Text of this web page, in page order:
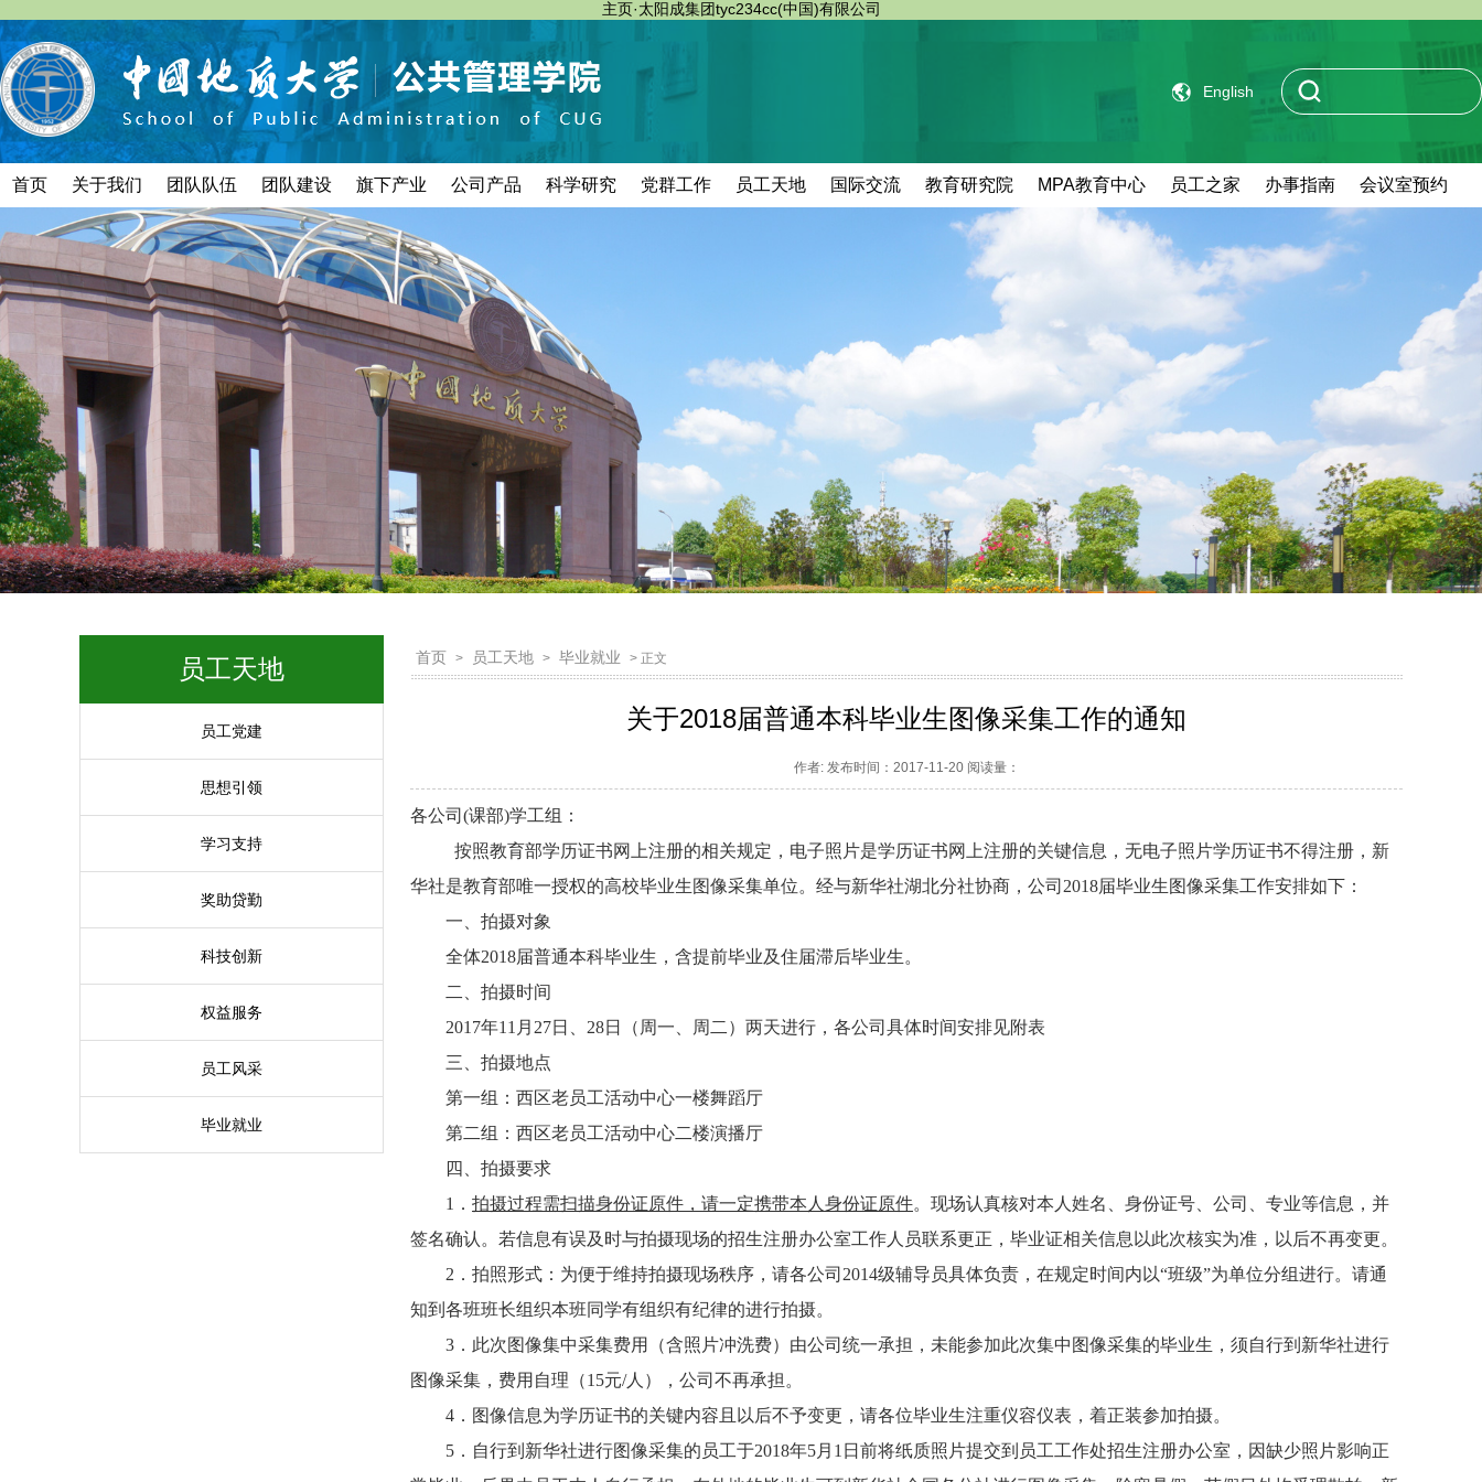
主页·太阳成集团tyc234cc(中国)有限公司
English
首页 关于我们 团队队伍 团队建设 旗下产业 公司产品 科学研究 党群工作 员工天地 国际交流 教育研究院 MPA教育中心 员工之家 办事指南 会议室预约
员工天地
员工党建
思想引领
学习支持
奖助贷勤
科技创新
权益服务
员工风采
毕业就业
首页 > 员工天地 > 毕业就业 > 正文
关于2018届普通本科毕业生图像采集工作的通知
作者: 发布时间：2017-11-20 阅读量：
各公司 (课部)学工组：
按照教育部学历证书网上注册的相关规定，电子照片是学历证书网上注册的关键信息，无电子照片学历证书不得注册，新
华社是教育部唯一授权的高校毕业生图像采集单位。经与新华社湖北分社协商，公司 2018届毕业生图像采集工作安排如下：
一、拍摄对象
全体2018届普通本科毕业生，含提前毕业及住届滞后毕业生。
二、拍摄时间
2017年11 月 27日、 28日（周一、周二）两天进行，各公司具体时间安排见附表
三、拍摄地点
第一组：西区老员工活动中心一楼舞蹈厅
第二组：西区老员工活动中心二楼演播厅
四、拍摄要求
1 ． 拍摄过程需扫描身份证原件，请一定携带本人身份证原件。现场认真核对本人姓名、身份证号、公司、专业等信息，并
签名确认。若信息有误及时与拍摄现场的招生注册办公室工作人员联系更正，毕业证相关信息以此次核实为准，以后不再变更。
2 ．拍照形式：为便于维持拍摄现场秩序，请各公司 2014级辅导员具体负责，在规定时间内以“班级”为单位分组进行。请通
知到各班班长组织本班同学有组织有纪律的进行拍摄。
3 ．此次图像集中采集费用（含照片冲洗费）由公司统一承担，未能参加此次集中图像采集的毕业生，须自行到新华社进行
图像采集，费用自理（15元/人），公司不再承担。
4 ．图像信息为学历证书的关键内容且以后不予变更，请各位毕业生注重仪容仪表，着正装参加拍摄。
5 ．自行到新华社进行图像采集的员工于2018年5月 1 日前将纸质照片提交到员工工作处招生注册办公室，因缺少照片影响正